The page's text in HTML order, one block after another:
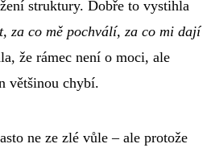
struktury. Dobře to vystihla
za co mě pochválí, za co mi dají
že rámec není o moci, ale
většinou chybí.
ne ze zlé vůle – ale protože